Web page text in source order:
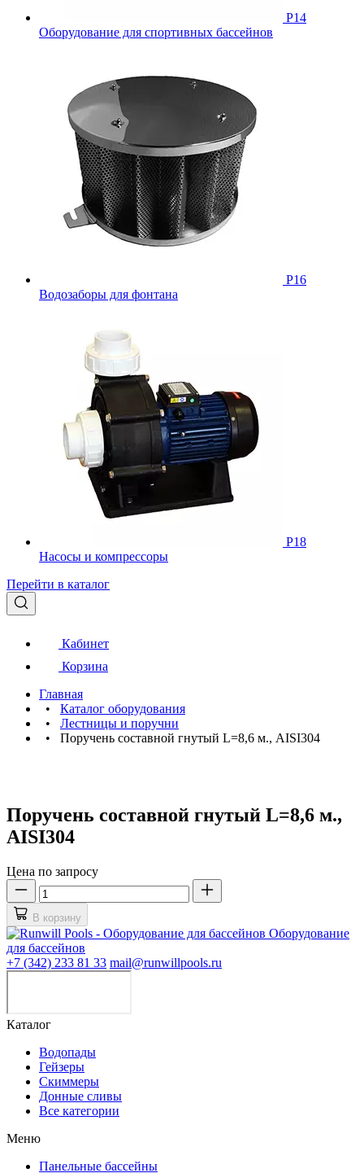
Р14
Оборудование для спортивных бассейнов
Р16
Водозаборы для фонтана
Р18
Насосы и компрессоры
Перейти в каталог
Кабинет
Корзина
Главная
• Каталог оборудования
• Лестницы и поручни
• Поручень составной гнутый L=8,6 м., AISI304
Поручень составной гнутый L=8,6 м.,
AISI304
Цена по запросу
В корзину
Оборудование
для бассейнов
+7 (342) 233 81 33 mail@runwillpools.ru
Каталог
Водопады
Гейзеры
Скиммеры
Донные сливы
Все категории
Меню
Панельные бассейны